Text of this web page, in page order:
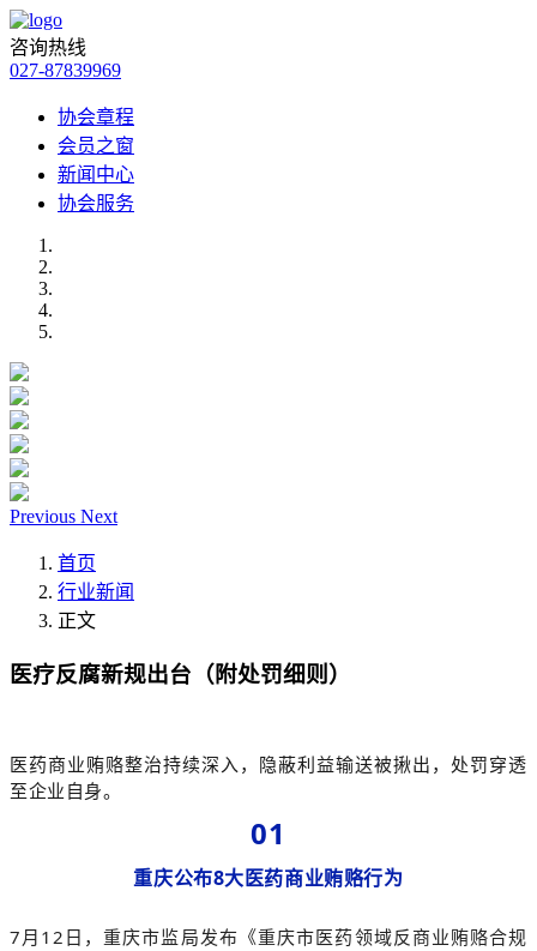
咨询热线
027-87839969
协会章程
会员之窗
新闻中心
协会服务
Previous Next
首页
行业新闻
正文
医疗反腐新规出台（附处罚细则）
医药商业贿赂整治持续深入，隐蔽利益输送被揪出，处罚穿透
至企业自身。
01
重庆公布8大医药商业贿赂行为
7月 12日，重庆市监局发布《重庆市医药领域反商业贿赂合规